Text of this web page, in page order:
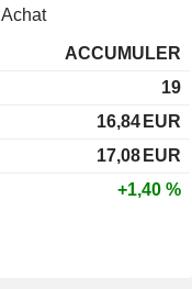
Achat
ACCUMULER
19
16,84 EUR
17,08 EUR
+1,40 %